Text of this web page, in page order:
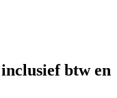
btw en